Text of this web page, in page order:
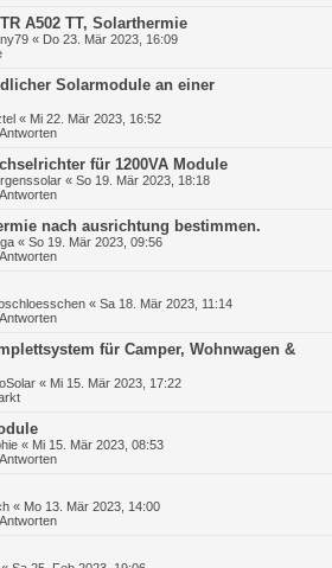
A502 TT, Solarthermie
« Do 23. Mär 2023, 16:09
Solarmodule an einer
« Mi 22. Mär 2023, 16:52
für 1200VA Module
« So 19. Mär 2023, 18:18
nach ausrichtung bestimmen.
« So 19. Mär 2023, 09:56
« Sa 18. Mär 2023, 11:14
für Camper, Wohnwagen &
« Mi 15. Mär 2023, 17:22
« Mi 15. Mär 2023, 08:53
« Mo 13. Mär 2023, 14:00